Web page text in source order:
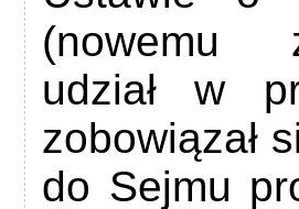
(nowemu
udział w
zobowiązał
do Sejmu